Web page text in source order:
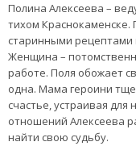
Полина Алексеева –
тихом
старинными
Женщина –
работе. Поля обожает
одна. Мама героини
счастье, устраивая
отношений Алексеева
найти свою судьбу.